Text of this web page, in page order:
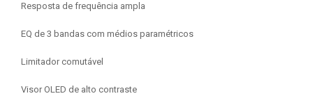
Resposta de frequência ampla
EQ de 3 bandas com médios paramétricos
Limitador comutável
Visor OLED de alto contraste